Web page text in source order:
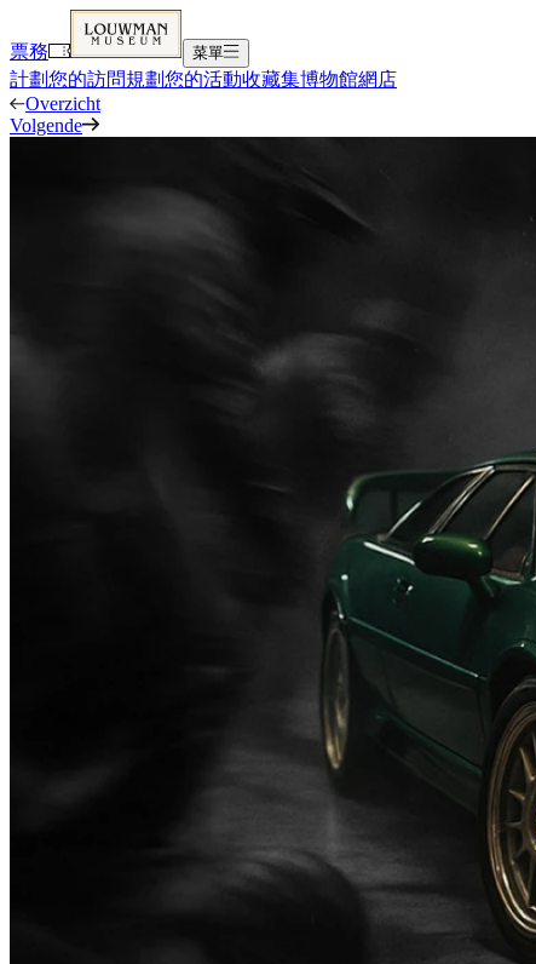
票務 菜單
計劃您的訪問規劃您的活動收藏集博物館網店
Overzicht
Volgende